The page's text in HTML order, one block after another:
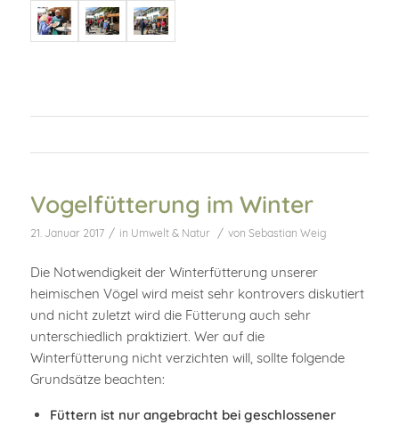
Vogelfütterung im Winter
21. Januar 2017 / in Umwelt & Natur / von Sebastian Weig
Die Notwendigkeit der Winterfütterung unserer
heimischen Vögel wird meist sehr kontrovers diskutiert
und nicht zuletzt wird die Fütterung auch sehr
unterschiedlich praktiziert. Wer auf die
Winterfütterung nicht verzichten will, sollte folgende
Grundsätze beachten:
Füttern ist nur angebracht bei geschlossener